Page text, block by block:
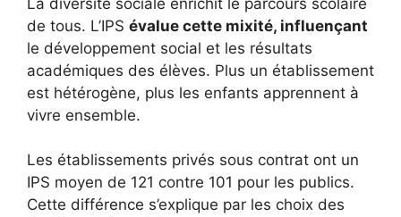
de tous. L’IPS évalue cette mixité, influençant
le développement social et les résultats
académiques des élèves. Plus un établissement
est hétérogène, plus les enfants apprennent à
vivre ensemble.
Les établissements privés sous contrat ont un
IPS moyen de 121 contre 101 pour les publics.
Cette différence s’explique par les choix des